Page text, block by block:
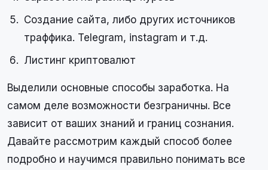
Создание сайта, либо других источников
траффика. Telegram, instagram и т.д.
Листинг криптовалют
Выделили основные способы заработка. На
самом деле возможности безграничны. Все
зависит от ваших знаний и границ сознания.
Давайте рассмотрим каждый способ более
подробно и научимся правильно понимать все